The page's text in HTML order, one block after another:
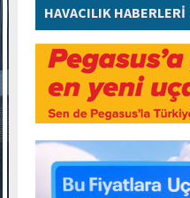
HAVACILIK HABERLERİ